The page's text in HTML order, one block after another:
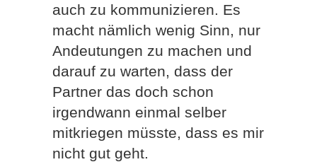
auch zu kommunizieren. Es
macht nämlich wenig Sinn, nur
Andeutungen zu machen und
darauf zu warten, dass der
Partner das doch schon
irgendwann einmal selber
mitkriegen müsste, dass es mir
nicht gut geht.